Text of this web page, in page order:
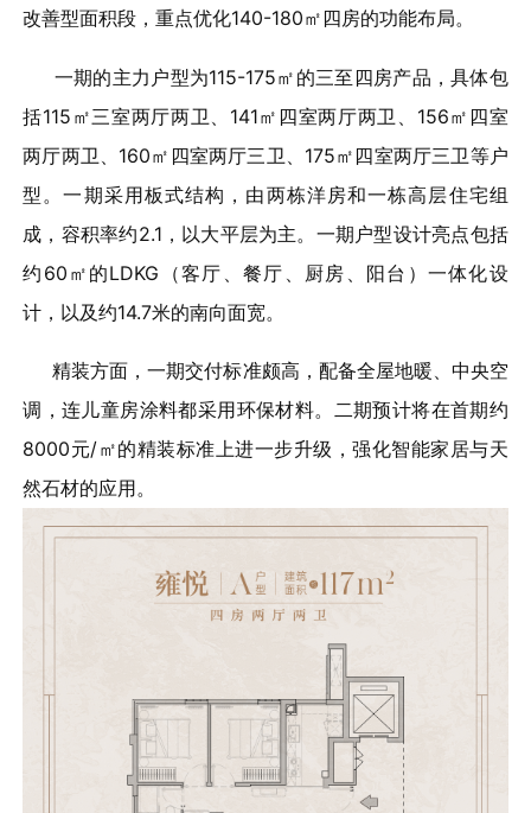
改善型面积段，重点优化140-180㎡四房的功能布局。
一期的主力户型为115-175㎡的三至四房产品，具体包
括115㎡三室两厅两卫、141㎡四室两厅两卫、156㎡四室
两厅两卫、160㎡四室两厅三卫、175㎡四室两厅三卫等户
型。一期采用板式结构，由两栋洋房和一栋高层住宅组
成，容积率约2.1，以大平层为主。一期户型设计亮点包括
约60㎡的LDKG（客厅、餐厅、厨房、阳台）一体化设
计，以及约14.7米的南向面宽。
精装方面，一期交付标准颇高，配备全屋地暖、中央空
调，连儿童房涂料都采用环保材料。二期预计将在首期约
8000元/㎡的精装标准上进一步升级，强化智能家居与天
然石材的应用。